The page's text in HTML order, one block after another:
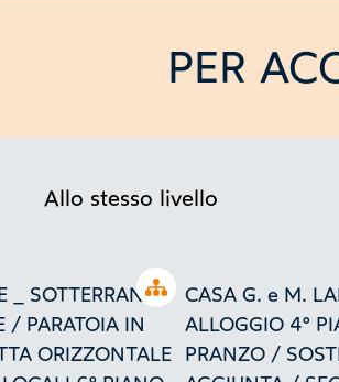
PER
Allo stesso livello
Open tree
_ SOTTERRANEO
/ PARATOIA IN
ORIZZONTALE
CASA G. e M.
ALLOGGIO 4°
PRANZO /